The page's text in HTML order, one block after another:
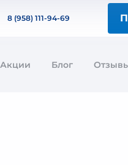
8 (958) 111-94-69
Акции Блог